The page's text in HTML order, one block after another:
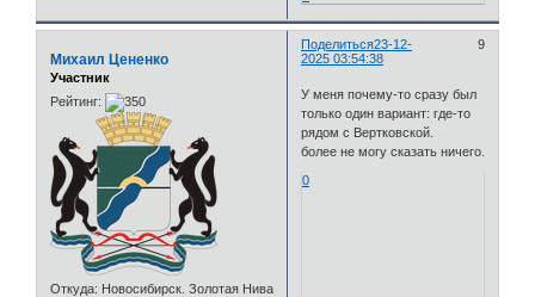
Поделиться 9
23-12-
2025 03:54:38
Михаил Цененко
Участник
Рейтинг:
Откуда: Новосибирск. Золотая Нива
У меня почему-то сразу был
только один вариант: где-то
рядом с Вертковской.
более не могу сказать ничего.
0